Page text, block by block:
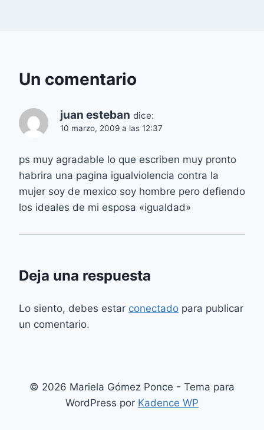
Un comentario
juan esteban dice:
10 marzo, 2009 a las 12:37
ps muy agradable lo que escriben muy pronto
habrira una pagina igualviolencia contra la
mujer soy de mexico soy hombre pero defiendo
los ideales de mi esposa «igualdad»
Deja una respuesta
Lo siento, debes estar conectado para publicar
un comentario.
© 2026 Mariela Gómez Ponce - Tema para
WordPress por Kadence WP